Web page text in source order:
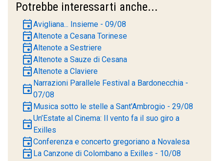
Potrebbe interessarti anche...
eventAvigliana... Insieme - 09/08
eventAltenote a Cesana Torinese
eventAltenote a Sestriere
eventAltenote a Sauze di Cesana
eventAltenote a Claviere
event Narrazioni Parallele Festival a Bardonecchia -
07/08
event Musica sotto le stelle a Sant'Ambrogio - 29/08
eventUn’Estate al Cinema: Il vento fa il suo giro a
Exilles
eventConferenza e concerto gregoriano a Novalesa
event La Canzone di Colombano a Exilles - 10/08